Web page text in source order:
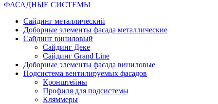
ФАСАДНЫЕ СИСТЕМЫ
Сайдинг металлический
Доборные элементы фасада металлические
Сайдинг виниловый
Сайдинг Деке
Сайдинг Grand Line
Доборные элементы фасада виниловые
Подсистема вентилируемых фасадов
Кронштейны
Профиля для подсистемы
Кляммеры